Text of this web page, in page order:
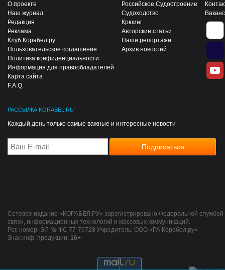
О проекте
Наш журнал
Редакция
Реклама
Клуб Корабел.ру
Пользовательское соглашение
Политика конфиденциальности
Информация для правообладателей
Карта сайта
F.A.Q.
Российское Судостроение
Судоходство
Крюинг
Авторские статьи
Наши репортажи
Архив новостей
РАССЫЛКА KORABEL.RU
Каждый день только самые важные и интересные новости
Сетевое издание «КОРАБЕЛ.РУ» зарегистрировано Федеральной
связи, информационных технологий и массовых коммуникаций.
Рег. номер: ЭЛ № ФС 77-76728 Учредитель: ООО «РА Корабел.ру»
Знак инф. продукции: 16+